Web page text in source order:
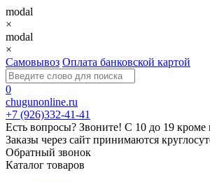
modal
×
modal
×
Самовывоз Оплата банковской картой
0
chugunonline.ru
+7 (926)332-41-41
Есть вопросы? Звоните! С 10 до 19 кроме
Заказы через сайт принимаются
Обратный звонок
Каталог товаров